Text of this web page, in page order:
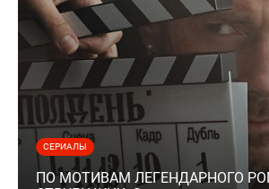
СЕРИАЛЫ
ПО МОТИВАМ ЛЕГЕНДАРНОГО